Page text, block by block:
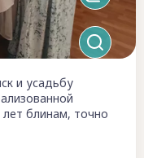
и усадьбу
блинам, точно